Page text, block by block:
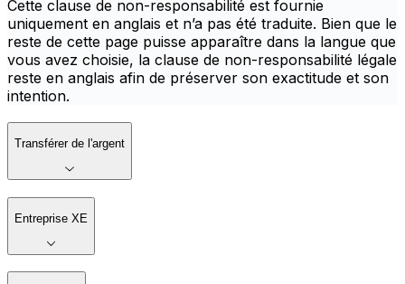
Cette clause de non-responsabilité est fournie
uniquement en anglais et n’a pas été traduite. Bien que le
reste de cette page puisse apparaître dans la langue que
vous avez choisie, la clause de non-responsabilité légale
reste en anglais afin de préserver son exactitude et son
intention.
Transférer de l'argent
Entreprise XE